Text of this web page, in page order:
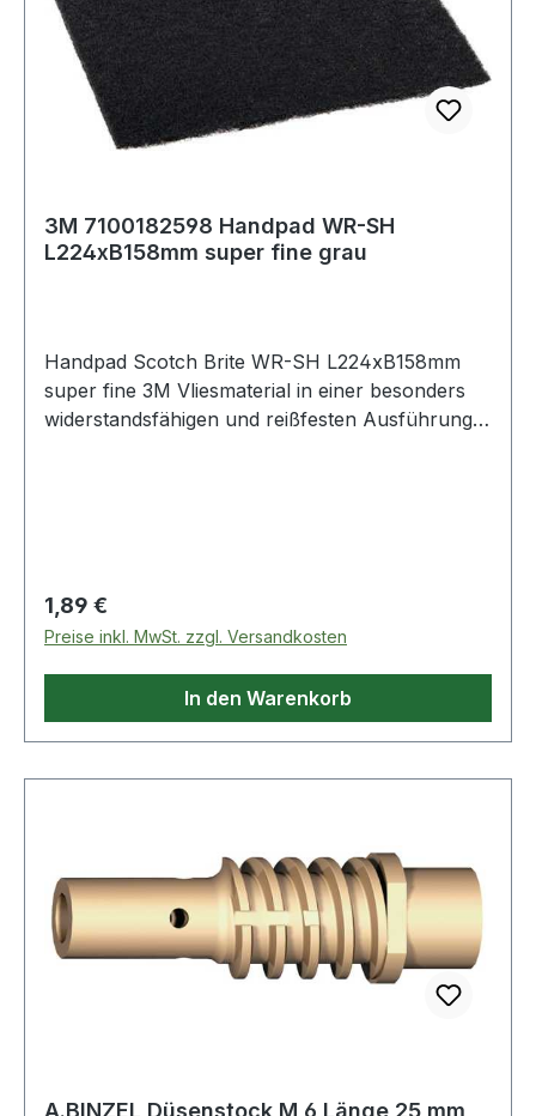
3M 7100182598 Handpad WR-SH
L224xB158mm super fine grau
Handpad Scotch Brite WR-SH L224xB158mm
super fine 3M Vliesmaterial in einer besonders
widerstandsfähigen und reißfesten Ausführung ·
Regulärer Preis:
1,89 €
Preise inkl. MwSt. zzgl. Versandkosten
In den Warenkorb
A.BINZEL Düsenstock M 6 Länge 25 mm